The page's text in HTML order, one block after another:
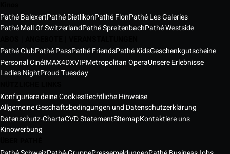
Pathé BalexertPathé DietlikonPathé FlonPathé Les Galeries
Pathé Mall Of SwitzerlandPathé SpreitenbachPathé Westside
Pathé ClubPathé PassPathé FriendsPathé KidsGeschenkgutscheine
Personal CinéIMAX4DXVIPMetropolitan OperaUnsere Erlebnisse
Ladies NightProud Tuesday
Konfiguriere deine CookiesRechtliche Hinweise
Allgemeine Geschäftsbedingungen und Datenschutzerklärung
Datenschutz-ChartaCVD StatementSitemapKontaktiere uns
Kinowerbung